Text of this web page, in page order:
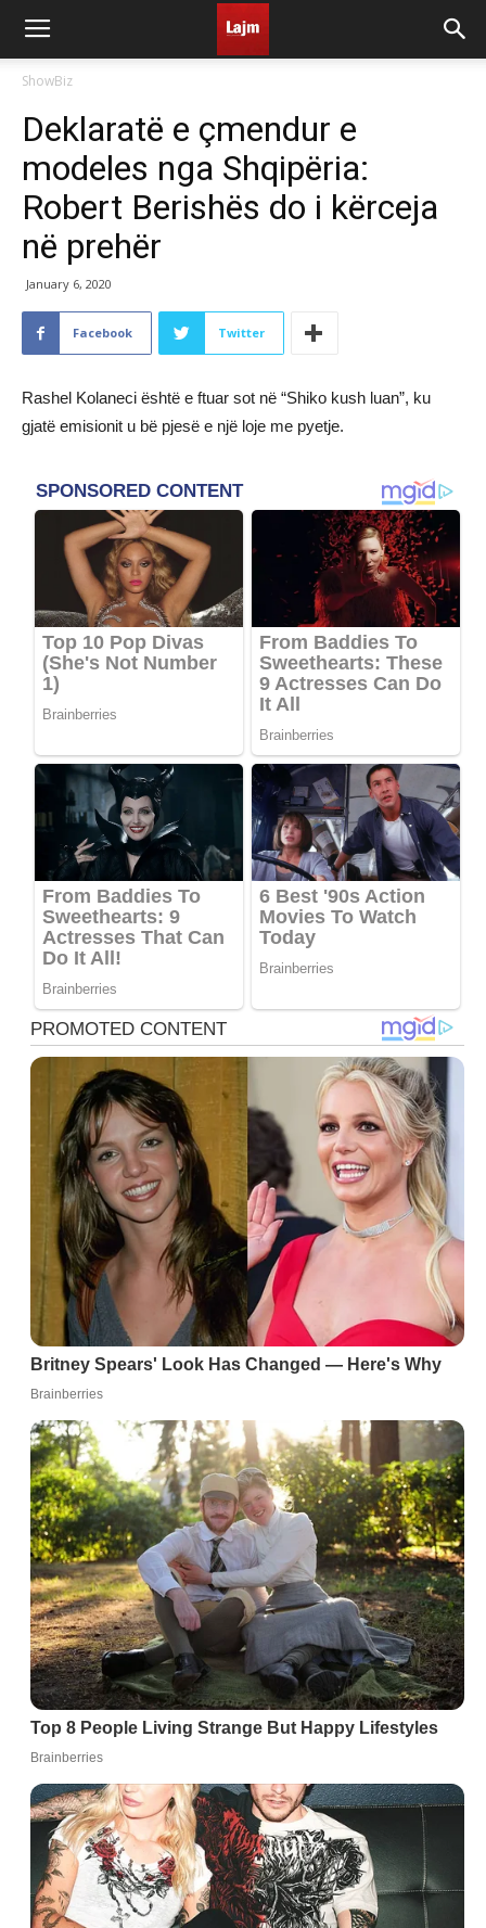
ShowBiz
Deklaratë e çmendur e
modeles nga Shqipëria:
Robert Berishës do i kërceja
në prehër
January 6, 2020
Facebook Twitter
Rashel Kolaneci është e ftuar sot në “Shiko kush luan”, ku
gjatë emisionit u bë pjesë e një loje me pyetje.